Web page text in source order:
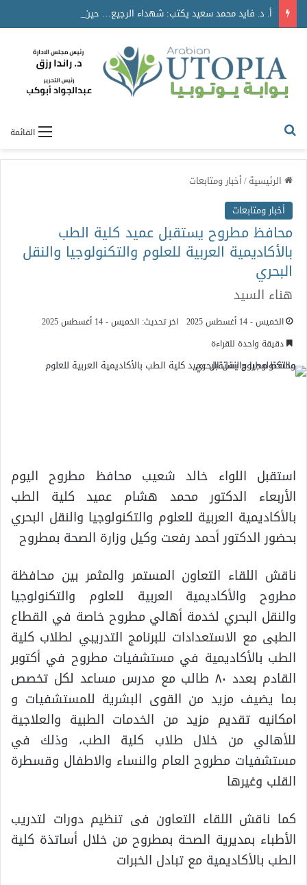
القائمة
الرئيسية/أخبار ومتابعات
أخبار ومتابعات
محافظ مطروح يستقبل عميد كلية الطب
بالأكاديمية العربية للعلوم والتكنولوجيا والنقل
البحري
هناء السيد
الخميس - 14 أغسطس 2025
اخر تحديث: الخميس - 14 أغسطس 2025
دقيقة واحدة للقراءة
استقبل اللواء خالد شعيب محافظ مطروح اليوم
الأربعاء الدكتور محمد هشام عميد كلية الطب
بالأكاديمية العربية للعلوم والتكنولوجيا والنقل البحري
بحضور الدكتور أحمد رفعت وكيل وزارة الصحة بمطروح
ناقش اللقاء التعاون المستمر والمثمر بين محافظة
مطروح والأكاديمية العربية للعلوم والتكنولوجيا
والنقل البحري لخدمة أهالي مطروح خاصة في القطاع
الطبى مع الاستعدادات للبرنامج التدريبي لطلاب كلية
الطب بالأكاديمية في مستشفيات مطروح في أكتوبر
القادم بعدد ٨٠ طالب مع مدرس مساعد لكل تخصص
بما يضيف مزيد من القوى البشرية للمستشفيات و
امكانيه تقديم مزيد من الخدمات الطبية والعلاجية
للأهالي من خلال طلاب كلية الطب، وذلك في
مستشفيات مطروح العام والنساء والاطفال وقسطرة
القلب وغيرها
كما ناقش اللقاء التعاون فى تنظيم دورات لتدريب
الأطباء بمديرية الصحة بمطروح من خلال أساتذة كلية
الطب بالأكاديمية مع تبادل الخبرات